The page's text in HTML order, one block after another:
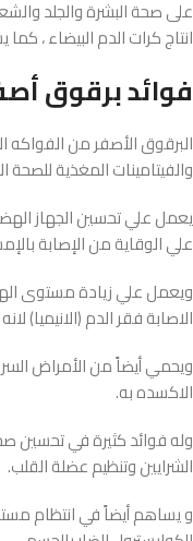
على صحة البشرة والجلد
انتاج كرات الدم البيضاء ،
فوائد برقوق
البرقوق الأصفر من الفواكه
والفيتامينات المغذية
يعمل علي تحسين الجهاز
علي الوقاية من الإصابة
ويعمل علي زيادة مستوى
الاصابة فقر الدم (الانيميا)
ويحمي أيضاً من الأمراض
الاكسده به.
وله فوائد كثيرة في تحسين
الشرايين وتنظيم عضلة القلب.
و يساهم أيضاً في انتظام